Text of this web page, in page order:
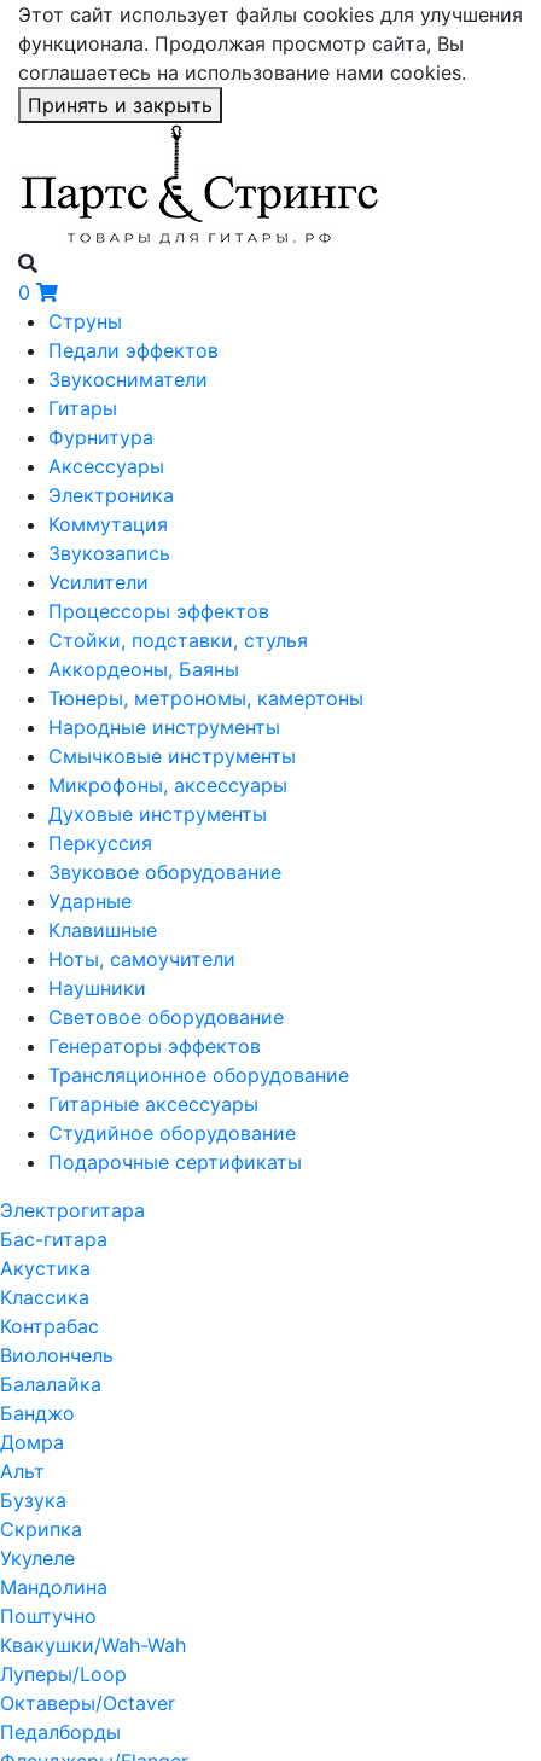
Этот сайт использует файлы cookies для улучшения
функционала. Продолжая просмотр сайта, Вы
соглашаетесь на использование нами cookies.
Принять и закрыть
0
Струны
Педали эффектов
Звукосниматели
Гитары
Фурнитура
Аксессуары
Электроника
Коммутация
Звукозапись
Усилители
Процессоры эффектов
Стойки, подставки, стулья
Аккордеоны, Баяны
Тюнеры, метрономы, камертоны
Народные инструменты
Смычковые инструменты
Микрофоны, аксессуары
Духовые инструменты
Перкуссия
Звуковое оборудование
Ударные
Клавишные
Ноты, самоучители
Наушники
Световое оборудование
Генераторы эффектов
Трансляционное оборудование
Гитарные аксессуары
Студийное оборудование
Подарочные сертификаты
Электрогитара
Бас-гитара
Акустика
Классика
Контрабас
Виолончель
Балалайка
Банджо
Домра
Альт
Бузука
Скрипка
Укулеле
Мандолина
Поштучно
Квакушки/Wah-Wah
Луперы/Loop
Октаверы/Octaver
Педалборды